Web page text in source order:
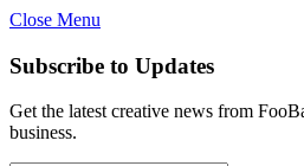
Close Menu
Subscribe to Updates
Get the latest creative news from
business.